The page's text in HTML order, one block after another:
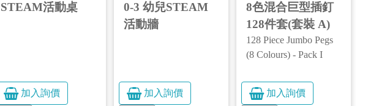
STEAM活動桌
加入詢價
0-3 幼兒STEAM
活動牆
加入詢價
8色混合巨型插釘
128件套(套裝 A)
128 Piece Jumbo Pegs
(8 Colours) - Pack I
加入詢價